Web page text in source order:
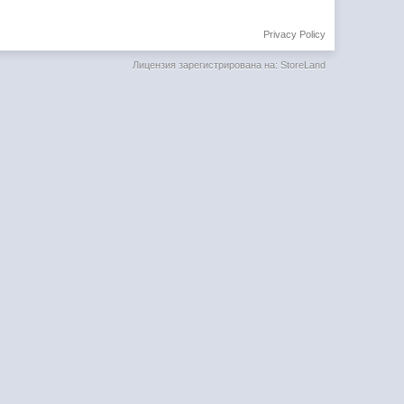
Privacy Policy
Лицензия зарегистрирована на: StoreLand